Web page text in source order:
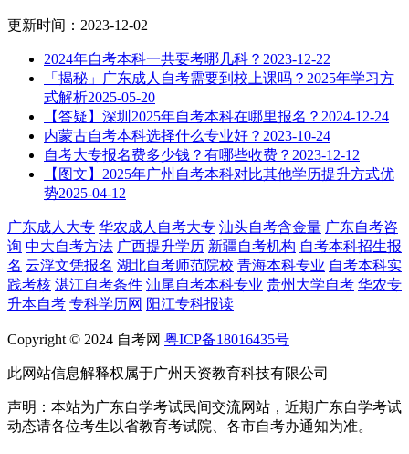
更新时间：2023-12-02
2024年自考本科一共要考哪几科？ 2023-12-22
「揭秘」广东成人自考需要到校上课吗？2025年学习方
式解析2025-05-20
【答疑】深圳2025年自考本科在哪里报名？ 2024-12-24
内蒙古自考本科选择什么专业好？ 2023-10-24
自考大专报名费多少钱？有哪些收费？ 2023-12-12
【图文】2025年广州自考本科对比其他学历提升方式优
势2025-04-12
广东成人大专 华农成人自考大专 汕头自考含金量 广东自考咨
询 中大自考方法 广西提升学历 新疆自考机构 自考本科招生报
名 云浮文凭报名 湖北自考师范院校 青海本科专业 自考本科实
践考核 湛江自考条件 汕尾自考本科专业 贵州大学自考 华农专
升本自考 专科学历网 阳江专科报读
Copyright © 2024 自考网 粤ICP备18016435号
此网站信息解释权属于广州天资教育科技有限公司
声明：本站为广东自学考试民间交流网站，近期广东自学考试
动态请各位考生以省教育考试院、各市自考办通知为准。